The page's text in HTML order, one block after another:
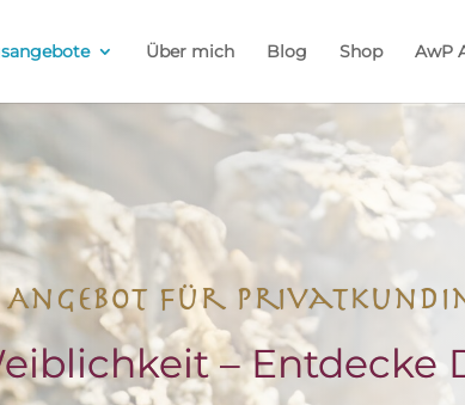
Über mich Blog Shop AwP
Angebot für
– Entdecke